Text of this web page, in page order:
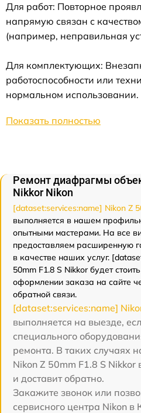
Для работ: Повторное
напрямую связан с
(например, неправильная
Для комплектующих:
работоспособности или
нормальном использовании.
Показать полностью
Ремонт диафрагмы
Nikkor Nikon
[dataset:services:name] Nikon Z
выполняется в нашем
опытными мастерами. На все
предоставляем расширенную
в качестве наших услуг.
50mm F1.8 S Nikkor будет
оформлении заказа на сайте
обратной связи.
[dataset:services:name]
выполняется на выезде,
специального
ремонта. В таких случаях
Nikon Z 50mm F1.8 S
и доставит обратно.
Закажите звонок или
сервисного центра Nikon в